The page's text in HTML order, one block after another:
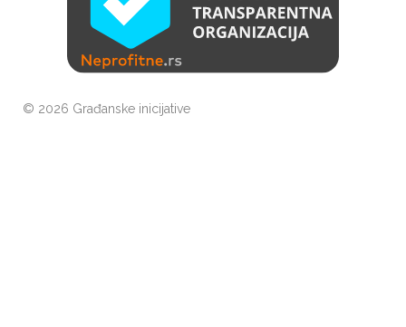
© 2026 Građanske inicijative